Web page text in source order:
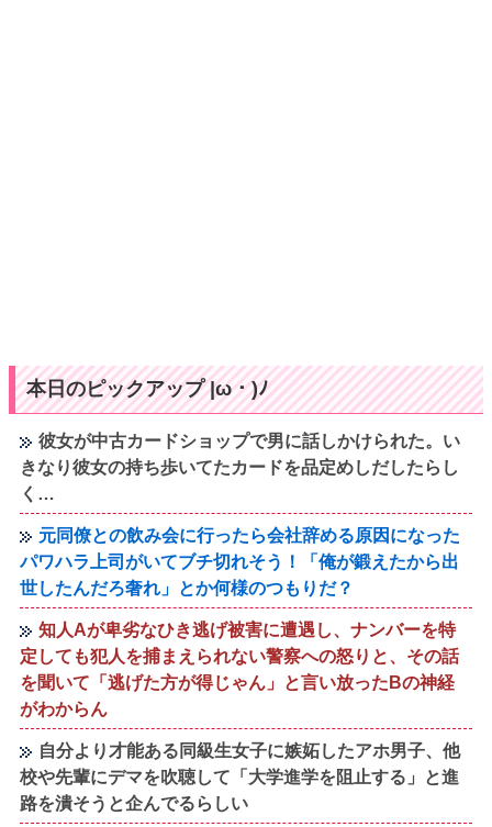
本日のピックアップ |ω・)ﾉ
彼女が中古カードショップで男に話しかけられた。い
きなり彼女の持ち歩いてたカードを品定めしだしたらし
く…
元同僚との飲み会に行ったら会社辞める原因になった
パワハラ上司がいてブチ切れそう！「俺が鍛えたから出
世したんだろ奢れ」とか何様のつもりだ？
知人Aが卑劣なひき逃げ被害に遭遇し、ナンバーを特
定しても犯人を捕まえられない警察への怒りと、その話
を聞いて「逃げた方が得じゃん」と言い放ったBの神経
がわからん
自分より才能ある同級生女子に嫉妬したアホ男子、他
校や先輩にデマを吹聴して「大学進学を阻止する」と進
路を潰そうと企んでるらしい